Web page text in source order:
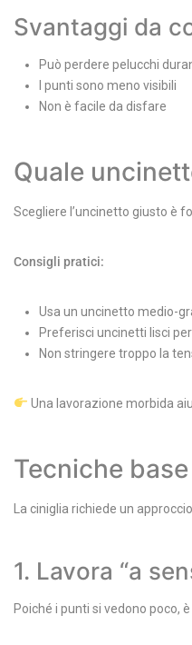
Svantaggi da
Può perdere pelucchi
I punti sono meno visibili
Non è facile da disfare
Quale
Scegliere l’uncinetto giusto è
Consigli pratici:
Usa un uncinetto medio-
Preferisci uncinetti lisci
Non stringere troppo la
Una lavorazione morbida
Tecniche
La ciniglia richiede un
1. Lavora “a
Poiché i punti si vedono poco,